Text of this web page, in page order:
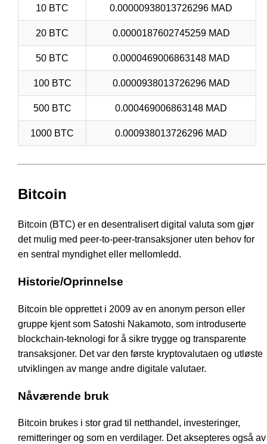
10 BTC 0.00000938013726296 MAD
20 BTC 0.0000187602745259 MAD
50 BTC 0.0000469006863148 MAD
100 BTC 0.0000938013726296 MAD
500 BTC 0.000469006863148 MAD
1000 BTC 0.000938013726296 MAD
Bitcoin
Bitcoin (BTC) er en desentralisert digital valuta som gjør
det mulig med peer-to-peer-transaksjoner uten behov for
en sentral myndighet eller mellomledd.
Historie/Oprinnelse
Bitcoin ble opprettet i 2009 av en anonym person eller
gruppe kjent som Satoshi Nakamoto, som introduserte
blockchain-teknologi for å sikre trygge og transparente
transaksjoner. Det var den første kryptovalutaen og utløste
utviklingen av mange andre digitale valutaer.
Nåværende bruk
Bitcoin brukes i stor grad til netthandel, investeringer,
remitteringer og som en verdilager. Det aksepteres også av